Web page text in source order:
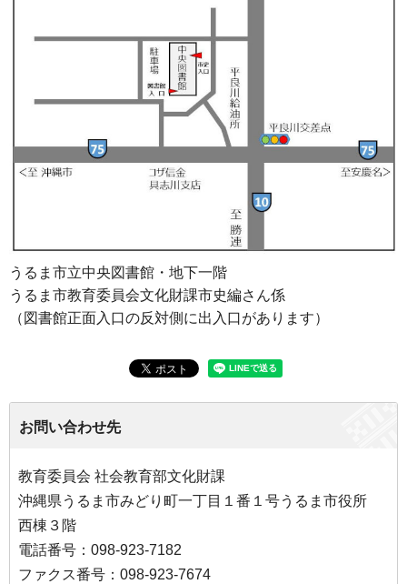
うるま市立中央図書館・地下一階
うるま市教育委員会文化財課市史編さん係
（図書館正面入口の反対側に出入口があります）
お問い合わせ先
教育委員会 社会教育部文化財課
沖縄県うるま市みどり町一丁目１番１号うるま市役所
西棟３階
電話番号：098-923-7182
ファクス番号：098-923-7674